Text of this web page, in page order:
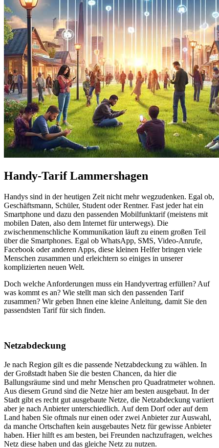
Handy-Tarif Lammershagen
Handys sind in der heutigen Zeit nicht mehr wegzudenken. Egal ob,
Geschäftsmann, Schüler, Student oder Rentner. Fast jeder hat ein
Smartphone und dazu den passenden Mobilfunktarif (meistens mit
mobilen Daten, also dem Internet für unterwegs). Die
zwischenmenschliche Kommunikation läuft zu einem großen Teil
über die Smartphones. Egal ob WhatsApp, SMS, Video-Anrufe,
Facebook oder anderen Apps, diese kleinen Helfer bringen viele
Menschen zusammen und erleichtern so einiges in unserer
komplizierten neuen Welt.
Doch welche Anforderungen muss ein Handyvertrag erfüllen? Auf
was kommt es an? Wie stellt man sich den passenden Tarif
zusammen? Wir geben Ihnen eine kleine Anleitung, damit Sie den
passendsten Tarif für sich finden.
Netzabdeckung
Je nach Region gilt es die passende Netzabdeckung zu wählen. In
der Großstadt haben Sie die besten Chancen, da hier die
Ballungsräume sind und mehr Menschen pro Quadratmeter wohnen.
Aus diesem Grund sind die Netze hier am besten ausgebaut. In der
Stadt gibt es recht gut ausgebaute Netze, die Netzabdeckung variiert
aber je nach Anbieter unterschiedlich. Auf dem Dorf oder auf dem
Land haben Sie oftmals nur einen oder zwei Anbieter zur Auswahl,
da manche Ortschaften kein ausgebautes Netz für gewisse Anbieter
haben. Hier hilft es am besten, bei Freunden nachzufragen, welches
Netz diese haben und das gleiche Netz zu nutzen.